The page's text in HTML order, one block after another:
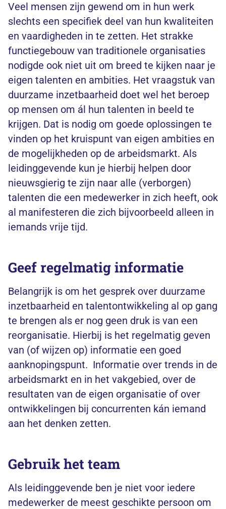
Veel mensen zijn gewend om in hun werk
slechts een specifiek deel van hun kwaliteiten
en vaardigheden in te zetten. Het strakke
functiegebouw van traditionele organisaties
nodigde ook niet uit om breed te kijken naar je
eigen talenten en ambities. Het vraagstuk van
duurzame inzetbaarheid doet wel het beroep
op mensen om ál hun talenten in beeld te
krijgen. Dat is nodig om goede oplossingen te
vinden op het kruispunt van eigen ambities en
de mogelijkheden op de arbeidsmarkt. Als
leidinggevende kun je hierbij helpen door
nieuwsgierig te zijn naar alle (verborgen)
talenten die een medewerker in zich heeft, ook
al manifesteren die zich bijvoorbeeld alleen in
iemands vrije tijd.
Geef regelmatig informatie
Belangrijk is om het gesprek over duurzame
inzetbaarheid en talentontwikkeling al op gang
te brengen als er nog geen druk is van een
reorganisatie. Hierbij is het regelmatig geven
van (of wijzen op) informatie een goed
aanknopingspunt. Informatie over trends in de
arbeidsmarkt en in het vakgebied, over de
resultaten van de eigen organisatie of over
ontwikkelingen bij concurrenten kán iemand
aan het denken zetten.
Gebruik het team
Als leidinggevende ben je niet voor iedere
medewerker de meest geschikte persoon om